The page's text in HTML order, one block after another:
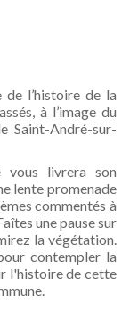
l’histoire de la
à l’image du
Saint-André-sur-
vous livrera son
lente promenade
commentés à
une pause sur
la végétation.
contempler la
l'histoire de cette